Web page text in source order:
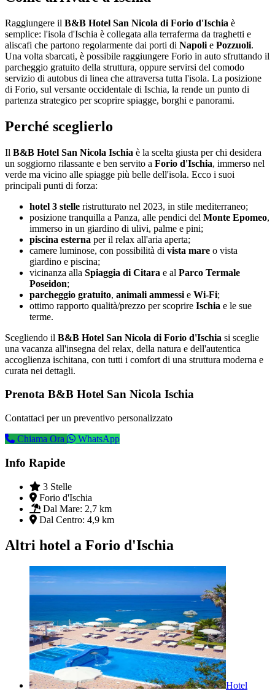
Raggiungere il B&B Hotel San Nicola di Forio d'Ischia è
semplice: l'isola d'Ischia è collegata alla terraferma da traghetti e
aliscafi che partono regolarmente dai porti di Napoli e Pozzuoli.
Una volta sbarcati, è possibile raggiungere Forio in auto sfruttando il
parcheggio gratuito della struttura, oppure servirsi del comodo
servizio di autobus di linea che attraversa tutta l'isola. La posizione
di Forio, sul versante occidentale di Ischia, la rende un punto di
partenza strategico per scoprire spiagge, borghi e panorami.
Perché sceglierlo
Il B&B Hotel San Nicola Ischia è la scelta giusta per chi desidera
un soggiorno rilassante e ben servito a Forio d'Ischia, immerso nel
verde ma vicino alle spiagge più belle dell'isola. Ecco i suoi
principali punti di forza:
hotel 3 stelle ristrutturato nel 2023, in stile mediterraneo;
posizione tranquilla a Panza, alle pendici del Monte Epomeo,
immerso in un giardino di ulivi, palme e pini;
piscina esterna per il relax all'aria aperta;
camere luminose, con possibilità di vista mare o vista
giardino e piscina;
vicinanza alla Spiaggia di Citara e al Parco Termale
Poseidon;
parcheggio gratuito, animali ammessi e Wi-Fi;
ottimo rapporto qualità/prezzo per scoprire Ischia e le sue
terme.
Scegliendo il B&B Hotel San Nicola di Forio d'Ischia si sceglie
una vacanza all'insegna del relax, della natura e dell'autentica
accoglienza ischitana, con tutti i comfort di una struttura moderna e
curata nei dettagli.
Prenota B&B Hotel San Nicola Ischia
Contattaci per un preventivo personalizzato
Chiama Ora
WhatsApp
Info Rapide
3 Stelle
Forio d'Ischia
Dal Mare: 2,7 km
Dal Centro: 4,9 km
Altri hotel a Forio d'Ischia
Hotel